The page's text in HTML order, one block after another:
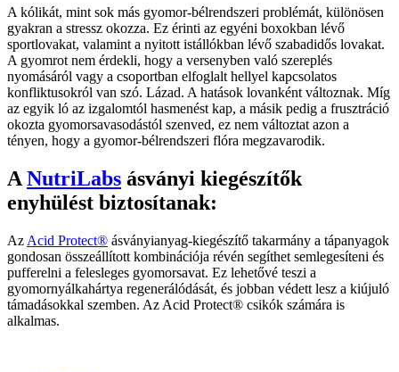
A kólikát, mint sok más gyomor-bélrendszeri problémát, különösen
gyakran a stressz okozza. Ez érinti az egyéni boxokban lévő
sportlovakat, valamint a nyitott istállókban lévő szabadidős lovakat.
A gyomrot nem érdekli, hogy a versenyben való szereplés
nyomásáról vagy a csoportban elfoglalt hellyel kapcsolatos
konfliktusokról van szó. Lázad. A hatások lovanként változnak. Míg
az egyik ló az izgalomtól hasmenést kap, a másik pedig a frusztráció
okozta gyomorsavasodástól szenved, ez nem változtat azon a
tényen, hogy a gyomor-bélrendszeri flóra megzavarodik.
A NutriLabs ásványi kiegészítők
enyhülést biztosítanak:
Az Acid Protect® ásványianyag-kiegészítő takarmány a tápanyagok
gondosan összeállított kombinációja révén segíthet semlegesíteni és
pufferelni a felesleges gyomorsavat. Ez lehetővé teszi a
gyomornyálkahártya regenerálódását, és jobban védett lesz a kiújuló
támadásokkal szemben. Az Acid Protect® csikók számára is
alkalmas.